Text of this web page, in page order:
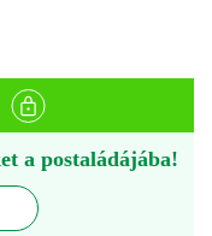
a postaládájába!